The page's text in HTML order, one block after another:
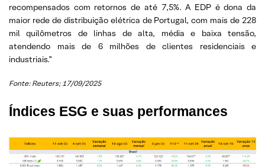
recompensados com retornos de até 7,5%. A EDP é dona da
maior rede de distribuição elétrica de Portugal, com mais de 228
mil quilômetros de linhas de alta, média e baixa tensão,
atendendo mais de 6 milhões de clientes residenciais e
industriais.”
Fonte: Reuters; 17/09/2025
Índices ESG e suas performances